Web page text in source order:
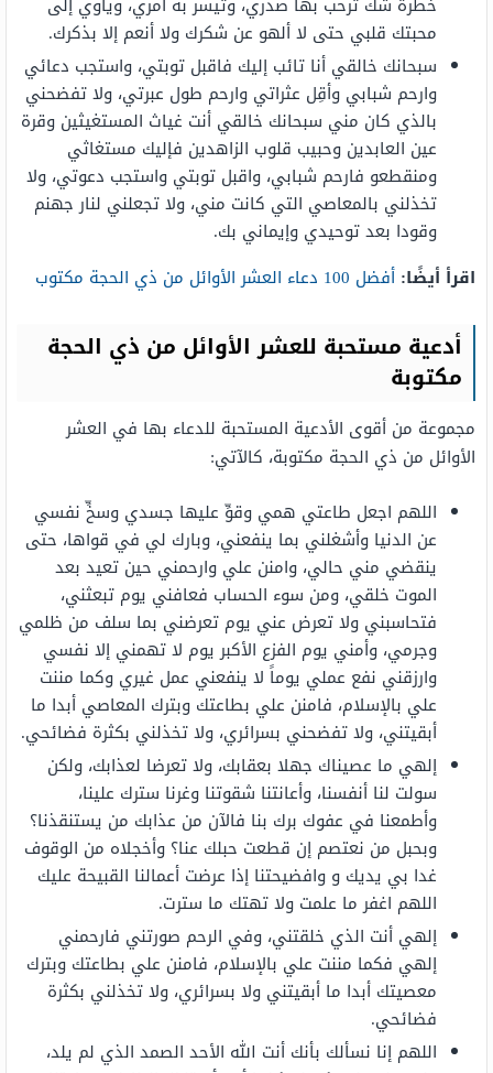
محبتك قلبي حتى لا ألهو عن شكرك ولا أنعم إلا بذكرك.
سبحانك خالقي أنا تائب إليك فاقبل توبتي، واستجب دعائي
وارحم شبابي وأقِل عثراتي وارحم طول عبرتي، ولا تفضحني
بالذي كان مني سبحانك خالقي أنت غياث المستغيثين وقرة
عين العابدين وحبيب قلوب الزاهدين فإليك مستغاثي
ومنقطعو فارحم شبابي، واقبل توبتي واستجب دعوتي، ولا
تخذلني بالمعاصي التي كانت مني، ولا تجعلني لنار جهنم
وقودا بعد توحيدي وإيماني بك.
اقرأ أيضًا: أفضل 100 دعاء العشر الأوائل من ذي الحجة مكتوب
أدعية مستحبة للعشر الأوائل من ذي الحجة
مكتوبة
مجموعة من أقوى الأدعية المستحبة للدعاء بها في العشر
الأوائل من ذي الحجة مكتوبة، كالآتي:
اللهم اجعل طاعتي همي وقوِّ عليها جسدي وسخِّ نفسي
عن الدنيا وأشغلني بما ينفعني، وبارك لي في قواها، حتى
ينقضي مني حالي، وامنن علي وارحمني حين تعيد بعد
الموت خلقي، ومن سوء الحساب فعافني يوم تبعثني،
فتحاسبني ولا تعرض عني يوم تعرضني بما سلف من ظلمي
وجرمي، وأمني يوم الفزع الأكبر يوم لا تهمني إلا نفسي
وارزقني نفع عملي يوماً لا ينفعني عمل غيري وكما مننت
علي بالإسلام، فامنن علي بطاعتك وبترك المعاصي أبدا ما
أبقيتني، ولا تفضحني بسرائري، ولا تخذلني بكثرة فضائحي.
إلهي ما عصيناك جهلا بعقابك، ولا تعرضا لعذابك، ولكن
سولت لنا أنفسنا، وأعانتنا شقوتنا وغرنا سترك علينا،
وأطمعنا في عفوك برك بنا فالآن من عذابك من يستنقذنا؟
وبحبل من نعتصم إن قطعت حبلك عنا؟ وأخجلاه من الوقوف
غدا بي يديك و وافضيحتنا إذا عرضت أعمالنا القبيحة عليك
اللهم اغفر ما علمت ولا تهتك ما سترت.
إلهي أنت الذي خلقتني، وفي الرحم صورتني فارحمني
إلهي فكما مننت علي بالإسلام، فامنن علي بطاعتك وبترك
معصيتك أبدا ما أبقيتني ولا بسرائري، ولا تخذلني بكثرة
فضائحي.
اللهم إنا نسألك بأنك أنت الله الأحد الصمد الذي لم يلد،